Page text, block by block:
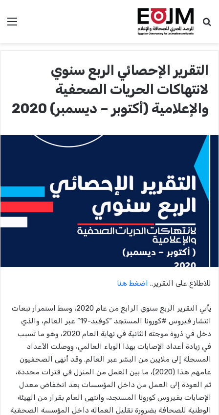
بحث عن
التقرير الإحصائي الربع سنوي
لانتهاكات الحريات الصحفية
والإعلامية (أكتوبر – ديسمبر) 2020
للاطلاع على التقرير.. اضغط هنا
يأتي التقرير الربع سنوي الرابع من عام 2020، وسط استمرار تبعات
انتشار فيروس #كورونا المستجد “كوفيد-19” عبر العالم، والذي
دخل في ذروة موجته الثانية في نهاية العام 2020، وهو ما تسبب
في زيادة أعداد الإصابات بهذا الوباء العالمي، ووصلت الأعداد
المسجلة إلى ملايين من البشر عبر العالم. وقد أنهى الصحفيون
عامهم هذا (2020)، ما بين العمل من المنزل في فترات محددة،
ثم العودة إلى العمل من داخل المؤسسات بعد انخفاض معدل
الإصابات بفيروس كورونا المستجد، وانتهى العام بقرار من الهيئة
الوطنية للصحافة بضرورة تقليل العمالة داخل المؤسسة الصحفية